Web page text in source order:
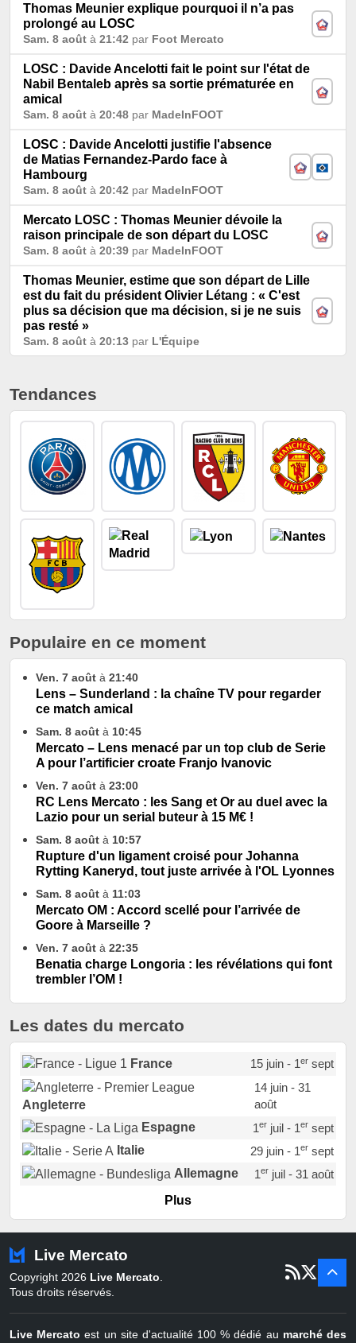
Thomas Meunier explique pourquoi il n’a pas
prolongé au LOSC
Sam. 8 août à 21:42 par Foot Mercato
LOSC : Davide Ancelotti fait le point sur l'état de
Nabil Bentaleb après sa sortie prématurée en
amical
Sam. 8 août à 20:48 par MadeInFOOT
LOSC : Davide Ancelotti justifie l'absence
de Matias Fernandez-Pardo face à
Hambourg
Sam. 8 août à 20:42 par MadeInFOOT
Mercato LOSC : Thomas Meunier dévoile la
raison principale de son départ du LOSC
Sam. 8 août à 20:39 par MadeInFOOT
Thomas Meunier, estime que son départ de Lille
est du fait du président Olivier Létang : « C'est
plus sa décision que ma décision, si je ne suis
pas resté »
Sam. 8 août à 20:13 par L'Équipe
Tendances
Populaire en ce moment
Ven. 7 août à 21:40
Lens – Sunderland : la chaîne TV pour regarder
ce match amical
Sam. 8 août à 10:45
Mercato – Lens menacé par un top club de Serie
A pour l’artificier croate Franjo Ivanovic
Ven. 7 août à 23:00
RC Lens Mercato : les Sang et Or au duel avec la
Lazio pour un serial buteur à 15 M€ !
Sam. 8 août à 10:57
Rupture d'un ligament croisé pour Johanna
Rytting Kaneryd, tout juste arrivée à l'OL Lyonnes
Sam. 8 août à 11:03
Mercato OM : Accord scellé pour l’arrivée de
Goore à Marseille ?
Ven. 7 août à 22:35
Benatia charge Longoria : les révélations qui font
trembler l’OM !
Les dates du mercato
France 15 juin - 1ersept
Angleterre
14 juin - 31
août
Espagne
1erjuil - 1ersept
Italie
29 juin - 1ersept
Allemagne
1erjuil - 31 août
Portugal
Pays-Bas
22 juin - 2 sept
Belgique
juil - 31
Plus
Live Mercato
Copyright 2026 Live Mercato.
Tous droits réservés.
Live Mercato est un site d'actualité 100 % dédié au marché des